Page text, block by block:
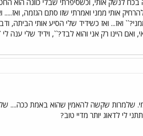
לנשק אותי, וכשסיפרתי שבלי כוונה הוא
אותי ממני ואמרתי שזו סתם הגזמה,
ואז... ואז כשידיד שלי הסיע אותי
ואם היינו רק אני והוא לבד?``, וידיד שלי
שלמרות שקשה להאמין שהוא באמת ככה....
לי לדאוג יותר מדיי טוב?